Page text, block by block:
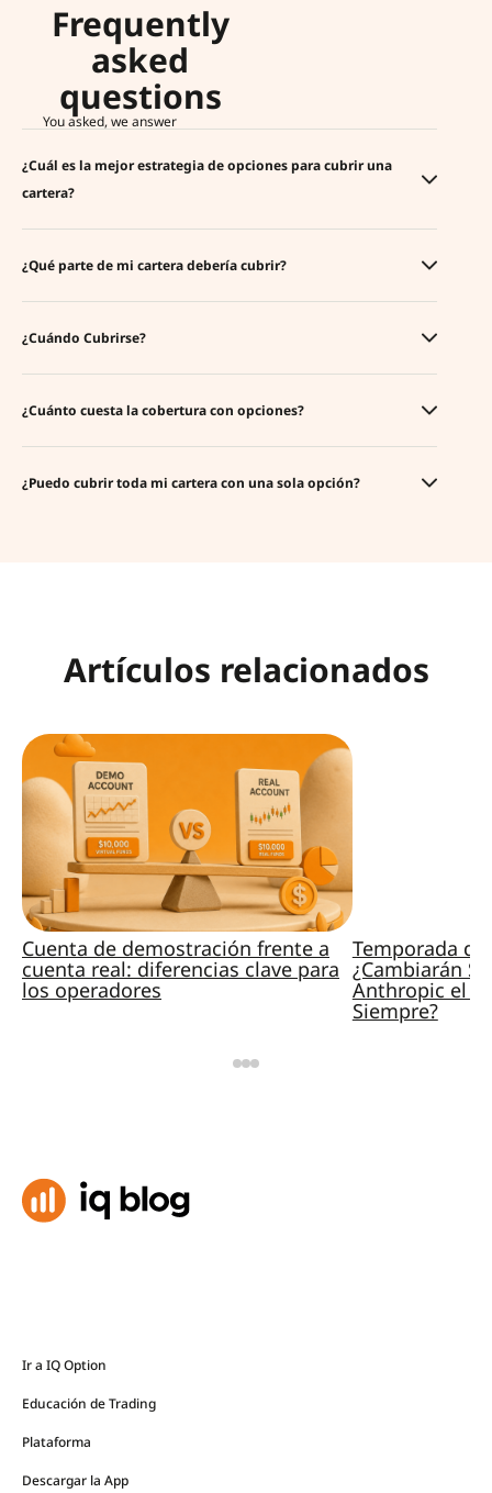
Frequently
asked
questions
You asked, we answer
¿Cuál es la mejor estrategia de opciones para cubrir una
cartera?
¿Qué parte de mi cartera debería cubrir?
¿Cuándo Cubrirse?
¿Cuánto cuesta la cobertura con opciones?
¿Puedo cubrir toda mi cartera con una sola opción?
Artículos relacionados
Cuenta de demostración frente a
cuenta real: diferencias clave para
los operadores
Temporada de
¿Cambiarán
Anthropic el
Siempre?
Ir a IQ Option
Educación de Trading
Plataforma
Descargar la App